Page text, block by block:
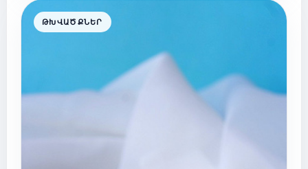
ԹԽՎԱԾՔՆԵՐ